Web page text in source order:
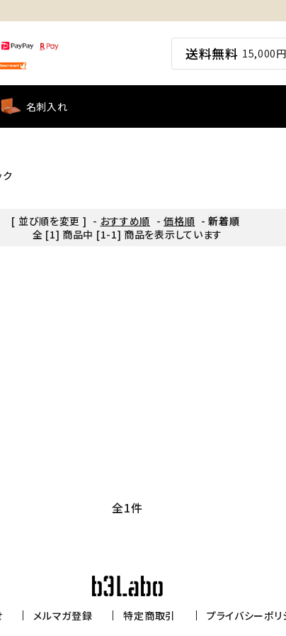
送料無料 15,000
名刺入れ
ク
[ 並び順を変更 ] - おすすめ順 -価格順 -新着順
全 [1] 商品中 [1-1] 商品を表示しています
全1件
メルマガ登録 特定商取引 プライバシーポリ